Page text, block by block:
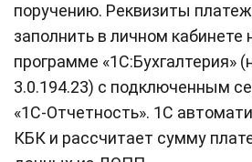
поручению. Реквизиты
заполнить в личном кабинете
программе «1С:Бухгалтерия»
3.0.194.23) с подключенным
«1С‑Отчетность». 1С
КБК и рассчитает сумму